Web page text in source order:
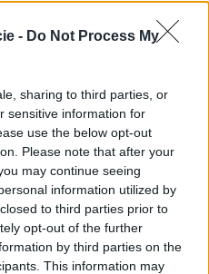
- Do Not Process My
sharing to third parties, or
sensitive information for
use the below opt-out
Please note that after your
may continue seeing
information utilized by
to third parties prior to
opt-out of the further
by third parties on the
This information may
sobie jakąś fajną,
szukam i znaleźć nie
:(
życia